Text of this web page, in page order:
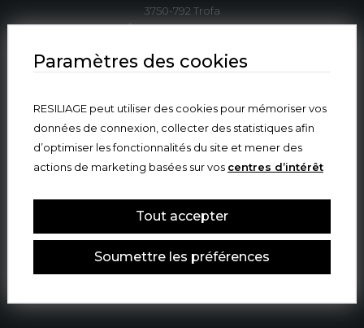
3750-792 Trofa
ÁGUEDA | PORTUGAL
T. +351 234 612 310*
indelague@indelaguegroup.com
GPS. 40º36’5.84”N | 8º27’4.38”W
Où nous sommes
© 2024 INDELAGUE GROUP
ALL RIGHTS RESERVED
Paramètres des cookies
RESILIAGE peut utiliser des cookies pour mémoriser vos
données de connexion, collecter des statistiques afin
d’optimiser les fonctionnalités du site et mener des
actions de marketing basées sur vos centres d’intérêt
Tout accepter
Soumettre les préférences